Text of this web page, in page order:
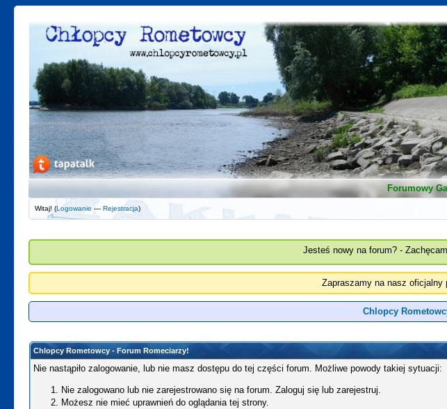
Forumowy
Witaj! (Logowanie —Rejestracja)
Jesteś nowy na forum? -
Zapraszamy na nasz oficjalny
Chlopcy
Chlopcy Rometowcy - Forum Romeciarzy!
Nie nastąpiło zalogowanie, lub nie masz dostępu do tej części forum. Możliwe powody takiej sytuacji:
Nie zalogowano lub nie zarejestrowano się na forum. Zaloguj się lub zarejestruj.
Możesz nie mieć uprawnień do oglądania tej strony.